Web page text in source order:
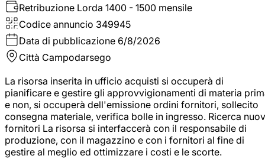
Retribuzione Lorda 1400 - 1500 mensile
Codice annuncio 349945
Data di pubblicazione 6/8/2026
Città Campodarsego
La risorsa inserita in ufficio acquisti si occuperà di
pianificare e gestire gli approvvigionamenti di materia
e non, si occuperà dell'emissione ordini fornitori, sollecito
consegna materiale, verifica bolle in ingresso. Ricerca
fornitori La risorsa si interfaccerà con il responsabile di
produzione, con il magazzino e con i fornitori al fine di
gestire al meglio ed ottimizzare i costi e le scorte.